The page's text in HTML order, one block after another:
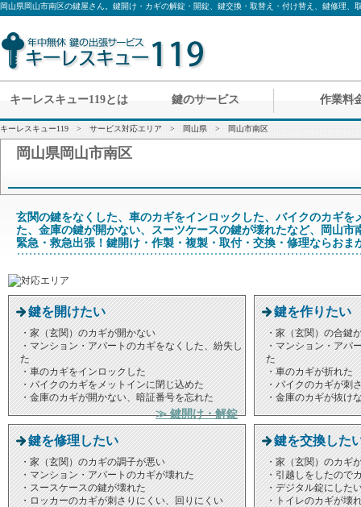
岡山県岡山市南区の鍵屋さん。鍵開け・カギの解錠・開錠、鍵交換・取替え・付け替え、鍵修理、
キーレスキュー119とは 鍵のサービス 作業料
キーレスキュー119 > サービス対応エリア > 岡山県 > 岡山市南区
岡山県岡山市南区
玄関の鍵をなくした、車のカギをインロックした、バイクのカギを
た、金庫の鍵が開かない、スーツケースの鍵が壊れたなど、岡山市
緊急・救急出張！鍵開け・作製・複製・取付・交換・修理ならおま
鍵を開けたい
・家（玄関）のカギが開かない
・マンション・アパートのカギをなくした、紛失し
た
・車のカギをインロックした
・バイクのカギをメットインに閉じ込めた
・金庫のカギが開かない、暗証番号を忘れた
≫ 鍵開け・解錠
鍵を作りたい
・家（玄関）の合鍵
・マンション・アパ
た
・車のカギが折れた
・バイクのカギが刺
・金庫のカギが抜け
鍵を修理したい
・家（玄関）のカギの調子が悪い
・マンション・アパートのカギが壊れた
・スースケースの鍵が壊れた
・ロッカーのカギが刺さりにくい、回りにくい
鍵を交換した
・家（玄関）のカギ
・引越しをしたので
・デジタル錠にした
・トイレのカギが壊